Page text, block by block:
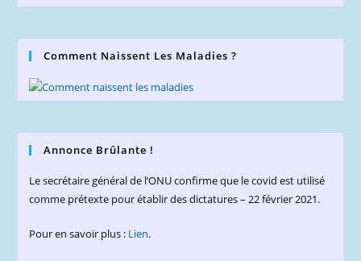
Comment Naissent Les Maladies ?
Annonce Brûlante !
Le secrétaire général de l’ONU confirme que le covid est utilisé
comme prétexte pour établir des dictatures – 22 février 2021.
Pour en savoir plus : Lien.